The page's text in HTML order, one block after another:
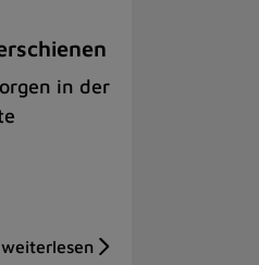
in der